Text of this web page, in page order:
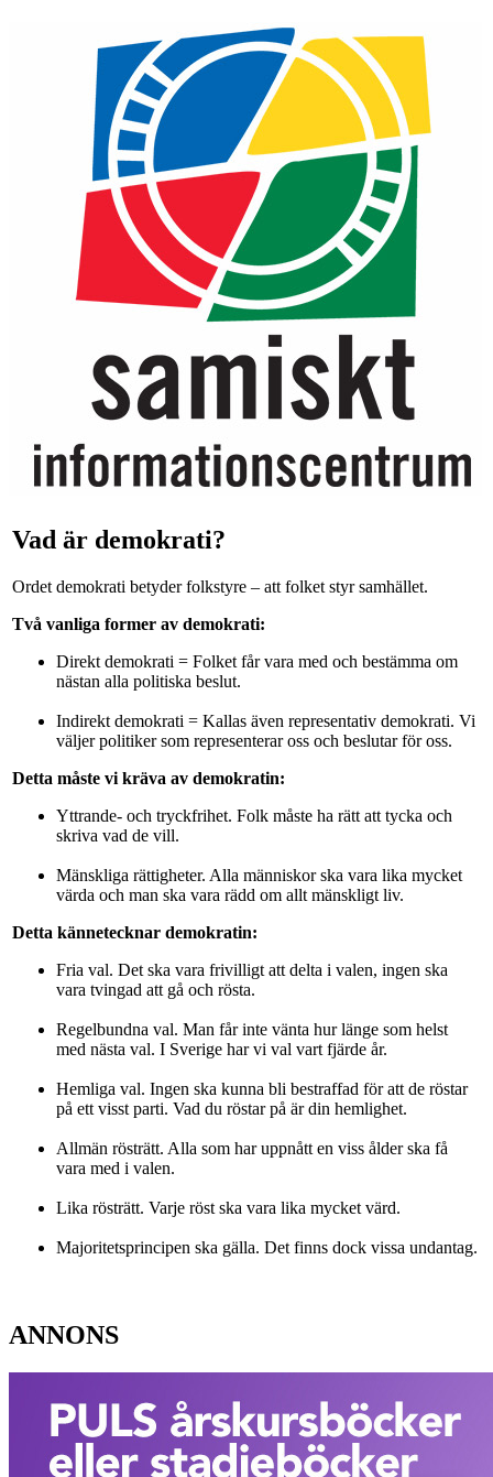
Vad är demokrati?
Ordet demokrati betyder folkstyre – att folket styr samhället.
Två vanliga former av demokrati:
Direkt demokrati = Folket får vara med och bestämma om
nästan alla politiska beslut.
Indirekt demokrati = Kallas även representativ demokrati. Vi
väljer politiker som representerar oss och beslutar för oss.
Detta måste vi kräva av demokratin:
Yttrande- och tryckfrihet. Folk måste ha rätt att tycka och
skriva vad de vill.
Mänskliga rättigheter. Alla människor ska vara lika mycket
värda och man ska vara rädd om allt mänskligt liv.
Detta kännetecknar demokratin:
Fria val. Det ska vara frivilligt att delta i valen, ingen ska
vara tvingad att gå och rösta.
Regelbundna val. Man får inte vänta hur länge som helst
med nästa val. I Sverige har vi val vart fjärde år.
Hemliga val. Ingen ska kunna bli bestraffad för att de röstar
på ett visst parti. Vad du röstar på är din hemlighet.
Allmän rösträtt. Alla som har uppnått en viss ålder ska få
vara med i valen.
Lika rösträtt. Varje röst ska vara lika mycket värd.
Majoritetsprincipen ska gälla. Det finns dock vissa undantag.
ANNONS